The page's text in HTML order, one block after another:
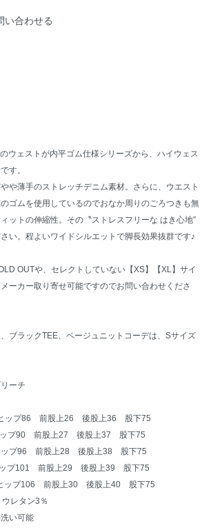
い合わせる
ウェストが内平ゴム仕様シリーズから、ハイウェス
す。
や薄手のストレッチデニム素材。さらに、ウエスト
ゴムを使用しているのでおなか周りのごろつきも無
ットの伸縮性。その〝ストレスフリーな はき心地″
い。程よいワイドシルエットで脚長効果抜群です♪
OUTや、セレクトしていない【XS】【XL】サイ
ーカー取り寄せ可能ですのでお問い合わせくださ
ブラックTEE、ベージュニットコーデは、Sサイズ
ーチ
ップ86 前股上26 後股上36 股下75
ップ90 前股上27 後股上37 股下75
ップ96 前股上28 後股上38 股下75
ップ101 前股上29 後股上39 股下75
ップ106 前股上30 後股上40 股下75
レタン3％
い可能